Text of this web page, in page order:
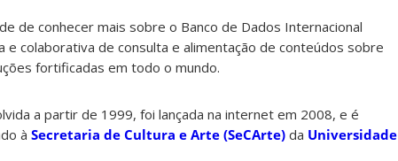
de conhecer mais sobre o Banco de Dados Internacional
colaborativa de consulta e alimentação de conteúdos sobre
fortificadas em todo o mundo.
a partir de 1999, foi lançada na internet em 2008, e é
à Secretaria de Cultura e Arte (SeCArte) da Universidade